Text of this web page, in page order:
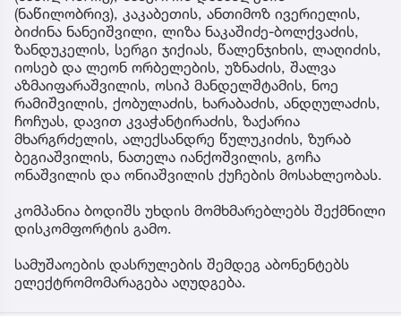
(ნაწილობრივ), კაკაბეთის, ანთიმოზ ივერიელის,
ბიძინა ნანეიშვილი, ლიზა ნაკაშიძე-ბოლქვაძის,
ზანდუკელის, სერგი ჯიქიას, წალენჯიხის, ლაღიძის,
იოსებ და ლეონ ორბელების, უზნაძის, შალვა
აზმაიფარაშვილის, ოსიპ მანდელშტამის, ნოე
რამიშვილის, ქობულაძის, ხარაბაძის, ანდღულაძის,
ჩოჩუას, დავით კვაჭანტირაძის, ზაქარია
მხარგრძელის, ალექსანდრე წულუკიძის, ზურაბ
ბეგიაშვილის, ნათელა იანქოშვილის, გოჩა
ონაშვილის და ონიაშვილის ქუჩების მოსახლეობას.
კომპანია ბოდიშს უხდის მომხმარებლებს შექმნილი
დისკომფორტის გამო.
სამუშაოების დასრულების შემდეგ აბონენტებს
ელექტრომომარაგება აღუდგება.